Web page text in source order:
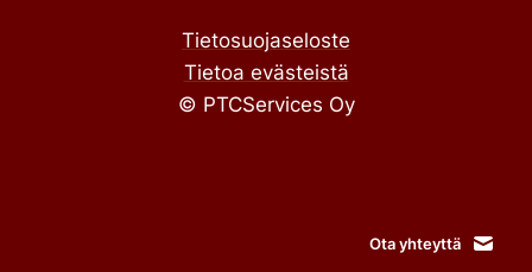
Tietosuojaseloste
Tietoa evästeistä
© PTCServices Oy
Ota yhteyttä